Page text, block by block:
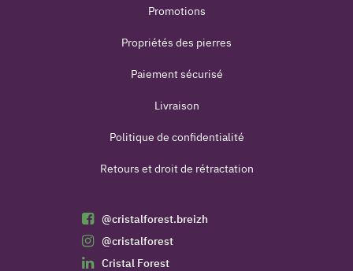
Promotions
Propriétés des pierres
Paiement sécurisé
Livraison
Politique de confidentialité
Retours et droit de rétractation
@cristalforest.breizh
@cristalforest
Cristal Forest